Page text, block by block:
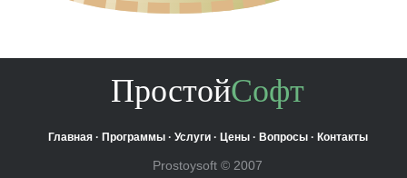
ПростойСофт
Главная· Программы· Услуги· Цены· Вопросы· Контакты
Prostoysoft © 2007